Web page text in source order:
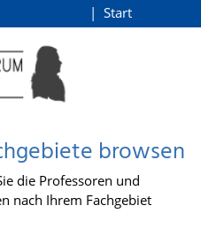
Start
browsen
die Professoren und
nach Ihrem Fachgebiet